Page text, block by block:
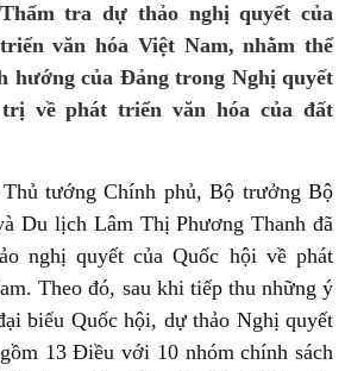
tra dự thảo nghị quyết của
văn hóa Việt Nam, nhằm thể
hướng của Đảng trong Nghị quyết
về phát triển văn hóa của đất
tướng Chính phủ, Bộ trưởng Bộ
Du lịch Lâm Thị Phương Thanh đã
nghị quyết của Quốc hội về phát
Theo đó, sau khi tiếp thu những ý
biểu Quốc hội, dự thảo Nghị quyết
13 Điều với 10 nhóm chính sách